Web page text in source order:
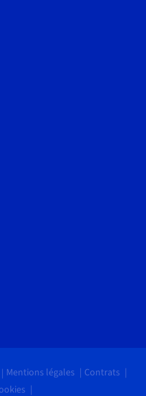
Mentions légales
Contrats